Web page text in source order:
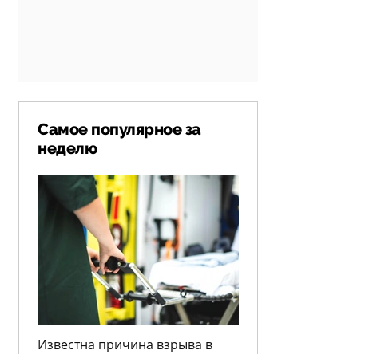
Самое популярное за
неделю
Известна причина взрыва в